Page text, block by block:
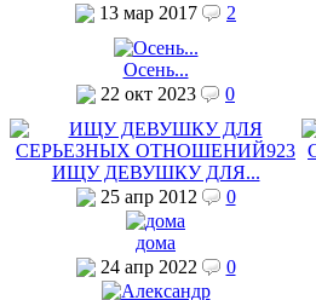
13 мар 2017
2
Осень...
22 окт 2023
0
ИЩУ ДЕВУШКУ ДЛЯ...
25 апр 2012
0
дома
24 апр 2022
0